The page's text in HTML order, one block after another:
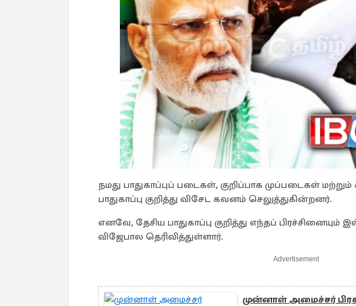
நமது பாதுகாப்புப் படைகள், குறிப்பாக முப்படைகள்
பாதுகாப்பு குறித்து விசேட கவனம் செலுத்துகின்றனர்.
எனவே, தேசிய பாதுகாப்பு குறித்து எந்தப்
விஜேபால தெரிவித்துள்ளார்.
Advertisement
முன்னாள் அமைச்சர்